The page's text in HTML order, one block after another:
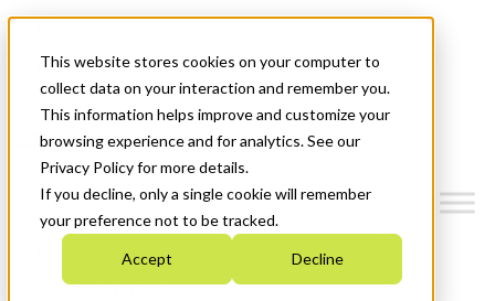
This website stores cookies on your computer to
collect data on your interaction and remember you.
This information helps improve and customize your
browsing experience and for analytics. See our
Privacy Policy for more details.
If you decline, only a single cookie will remember
your preference not to be tracked.
Accept Decline
News & Events
Get Started
Menu
Who We Are
Strategic Plan 2026-2030